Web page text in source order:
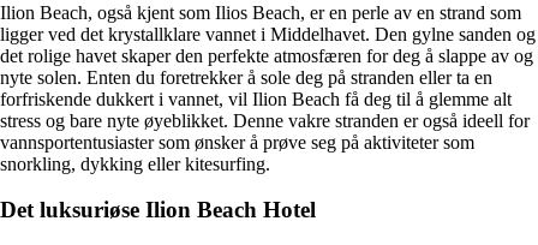
Ilion Beach, også kjent som Ilios Beach, er en perle av en strand som
ligger ved det krystallklare vannet i Middelhavet. Den gylne sanden og
det rolige havet skaper den perfekte atmosfæren for deg å slappe av og
nyte solen. Enten du foretrekker å sole deg på stranden eller ta en
forfriskende dukkert i vannet, vil Ilion Beach få deg til å glemme alt
stress og bare nyte øyeblikket. Denne vakre stranden er også ideell for
vannsportentusiaster som ønsker å prøve seg på aktiviteter som
snorkling, dykking eller kitesurfing.
Det luksuriøse Ilion Beach Hotel